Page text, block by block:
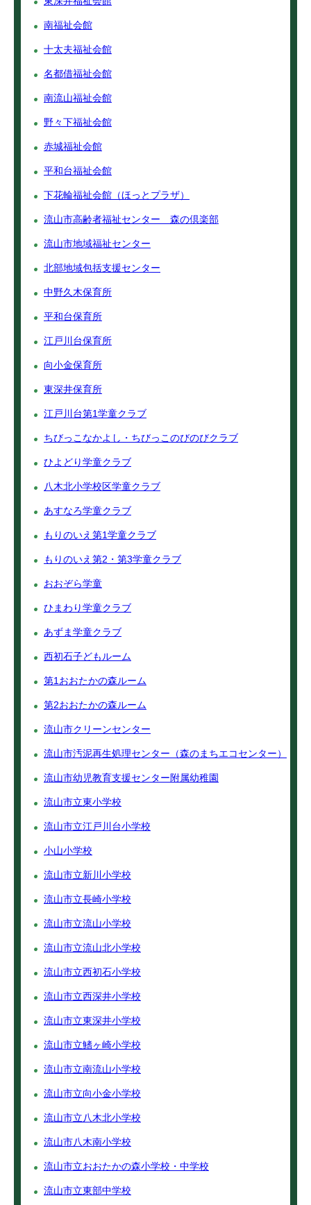
南福祉会館
十太夫福祉会館
名都借福祉会館
南流山福祉会館
野々下福祉会館
赤城福祉会館
平和台福祉会館
下花輪福祉会館（ほっとプラザ）
流山市高齢者福祉センター 森の倶楽部
流山市地域福祉センター
北部地域包括支援センター
中野久木保育所
平和台保育所
江戸川台保育所
向小金保育所
東深井保育所
江戸川台第1学童クラブ
ちびっこなかよし・ちびっこのびのびクラブ
ひよどり学童クラブ
八木北小学校区学童クラブ
あすなろ学童クラブ
もりのいえ第1学童クラブ
もりのいえ第2・第3学童クラブ
おおぞら学童
ひまわり学童クラブ
あずま学童クラブ
西初石子どもルーム
第1おおたかの森ルーム
第2おおたかの森ルーム
流山市クリーンセンター
流山市汚泥再生処理センター（森のまちエコセンター）
流山市幼児教育支援センター附属幼稚園
流山市立東小学校
流山市立江戸川台小学校
小山小学校
流山市立新川小学校
流山市立長崎小学校
流山市立流山小学校
流山市立流山北小学校
流山市立西初石小学校
流山市立西深井小学校
流山市立東深井小学校
流山市立鰭ヶ崎小学校
流山市立南流山小学校
流山市立向小金小学校
流山市立八木北小学校
流山市八木南小学校
流山市立おおたかの森小学校・中学校
流山市立東部中学校